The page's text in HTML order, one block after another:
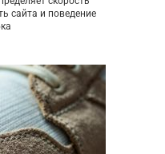
сайта и поведение